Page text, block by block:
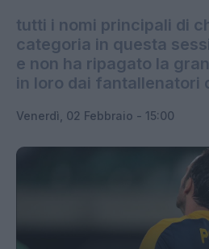
tutti i nomi principali di
categoria in questa
e non ha ripagato la
in loro dai fantallenatori
Venerdì, 02 Febbraio - 15:00